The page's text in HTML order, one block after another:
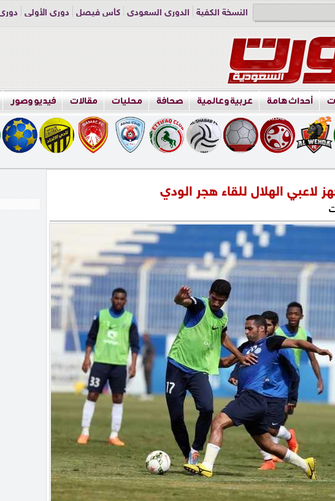
النسخة الكفية الدوري السعودي كأس فيصل دوري الأولى دوري
أحداث هامة عربية وعالمية صحافة محليات مقالات فيديو وصور
لاعبي الهلال للقاء هجر الودي